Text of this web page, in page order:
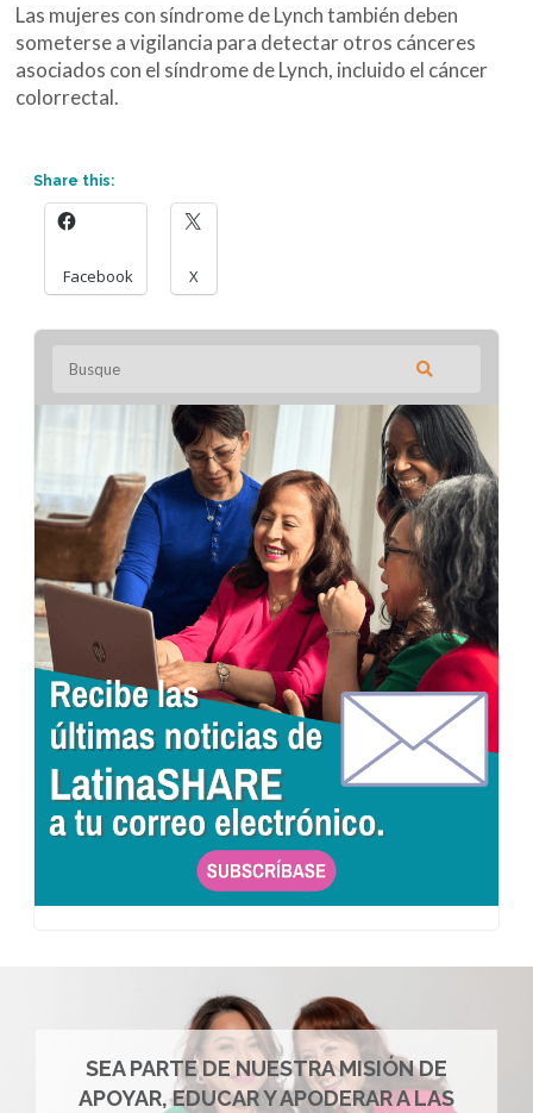
Las mujeres con síndrome de Lynch también deben
someterse a vigilancia para detectar otros cánceres
asociados con el síndrome de Lynch, incluido el cáncer
colorrectal.
Share this:
Facebook X
SEA PARTE DE NUESTRA MISIÓN DE
APOYAR, EDUCAR Y APODERAR A LAS